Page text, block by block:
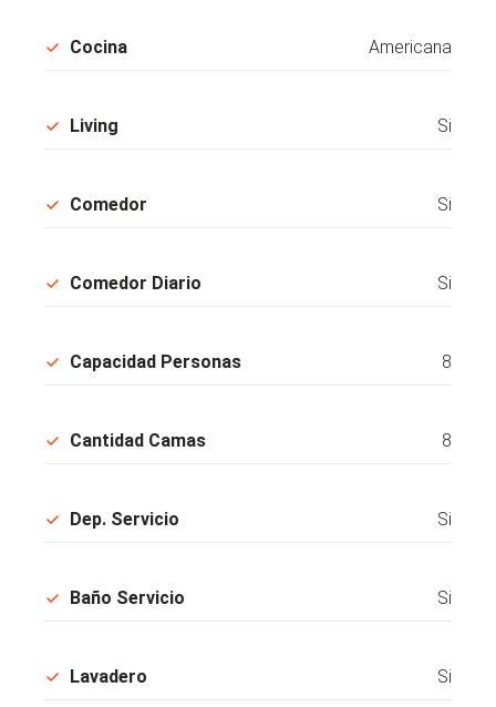
Cocina Americana
Living Si
Comedor Si
Comedor Diario Si
Capacidad Personas 8
Cantidad Camas 8
Dep. Servicio Si
Baño Servicio Si
Lavadero Si